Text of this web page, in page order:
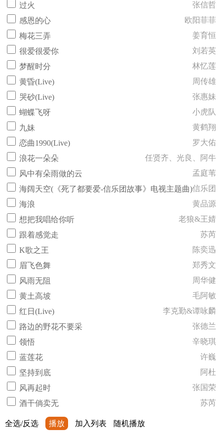
过火
张信哲
感恩的心
欧阳菲菲
梅花三弄
姜育恒
很爱很爱你
刘若英
梦醒时分
林忆莲
黄昏(Live)
周传雄
哭砂(Live)
张惠妹
蝴蝶飞呀
小虎队
九妹
黄鹤翔
恋曲1990(Live)
罗大佑
浪花一朵朵
任贤齐、光良、阿牛
风中有朵雨做的云
孟庭苇
海阔天空(《死了都要爱-信乐团故事》电视主题曲)信乐团
海浪
黄品源
想把我唱给你听
老狼&王婧
跟着感觉走
苏芮
K歌之王
陈奕迅
眉飞色舞
郑秀文
风雨无阻
周华健
黄土高坡
毛阿敏
红日(Live)
李克勤&谭咏麟
路边的野花不要采
张德兰
领悟
辛晓琪
蓝莲花
许巍
坚持到底
阿杜
风再起时
张国荣
酒干倘卖无
苏芮
全选/反选 播放 加入列表 随机播放